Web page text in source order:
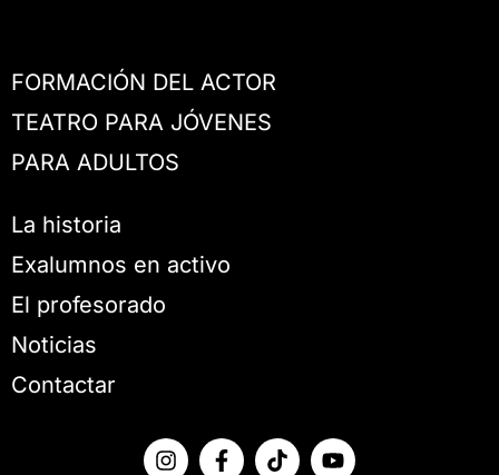
FORMACIÓN DEL ACTOR
TEATRO PARA JÓVENES
PARA ADULTOS
La historia
Exalumnos en activo
El profesorado
Noticias
Contactar